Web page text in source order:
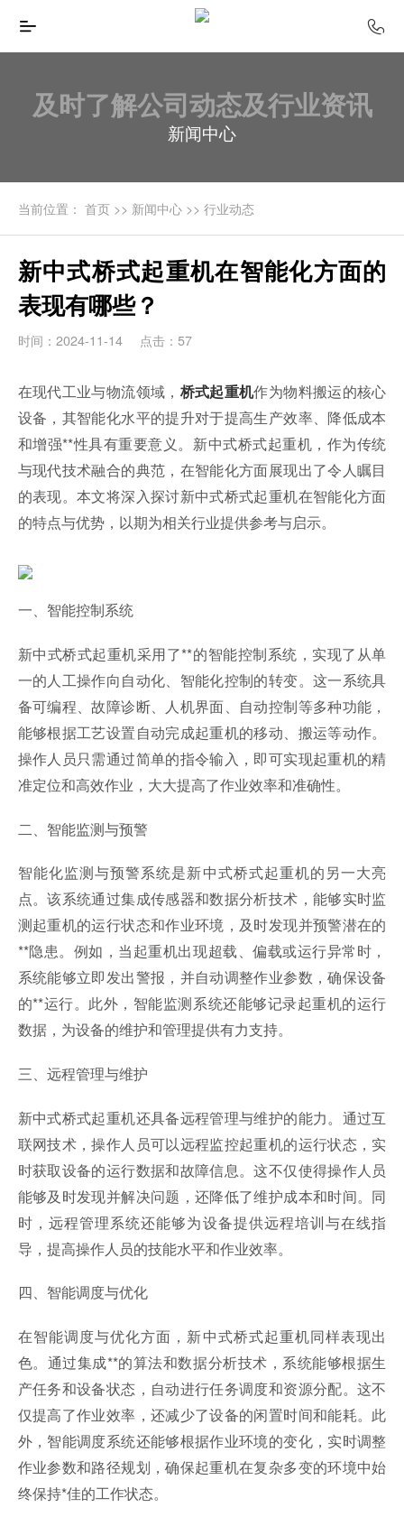
及时了解公司动态及行业资讯
新闻中心
当前位置： 首页>> 新闻中心>> 行业动态
新中式桥式起重机在智能化方面的
表现有哪些？
时间：2024-11-14 点击：57
在现代工业与物流领域， 桥式起重机作为物料搬运的核心
设备，其智能化水平的提升对于提高生产效率、降低成本
和增强**性具有重要意义。新中式桥式起重机，作为传统
与现代技术融合的典范，在智能化方面展现出了令人瞩目
的表现。本文将深入探讨新中式桥式起重机在智能化方面
的特点与优势，以期为相关行业提供参考与启示。
一、智能控制系统
新中式桥式起重机采用了**的智能控制系统，实现了从单
一的人工操作向自动化、智能化控制的转变。这一系统具
备可编程、故障诊断、人机界面、自动控制等多种功能，
能够根据工艺设置自动完成起重机的移动、搬运等动作。
操作人员只需通过简单的指令输入，即可实现起重机的精
准定位和高效作业，大大提高了作业效率和准确性。
二、智能监测与预警
智能化监测与预警系统是新中式桥式起重机的另一大亮
点。该系统通过集成传感器和数据分析技术，能够实时监
测起重机的运行状态和作业环境，及时发现并预警潜在的
**隐患。例如，当起重机出现超载、偏载或运行异常时，
系统能够立即发出警报，并自动调整作业参数，确保设备
的**运行。此外，智能监测系统还能够记录起重机的运行
数据，为设备的维护和管理提供有力支持。
三、远程管理与维护
新中式桥式起重机还具备远程管理与维护的能力。通过互
联网技术，操作人员可以远程监控起重机的运行状态，实
时获取设备的运行数据和故障信息。这不仅使得操作人员
能够及时发现并解决问题，还降低了维护成本和时间。同
时，远程管理系统还能够为设备提供远程培训与在线指
导，提高操作人员的技能水平和作业效率。
四、智能调度与优化
在智能调度与优化方面，新中式桥式起重机同样表现出
色。通过集成**的算法和数据分析技术，系统能够根据生
产任务和设备状态，自动进行任务调度和资源分配。这不
仅提高了作业效率，还减少了设备的闲置时间和能耗。此
外，智能调度系统还能够根据作业环境的变化，实时调整
作业参数和路径规划，确保起重机在复杂多变的环境中始
终保持*佳的工作状态。